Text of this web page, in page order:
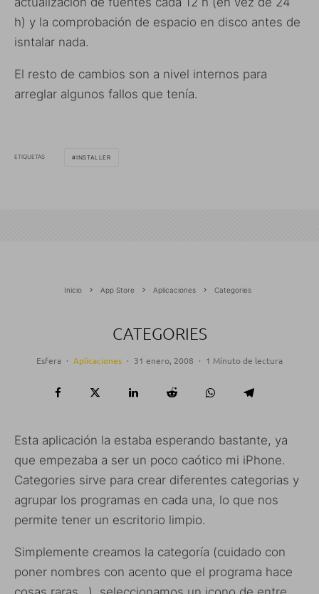
h) y la comprobación de espacio en disco antes de
isntalar nada.
El resto de cambios son a nivel internos para
arreglar algunos fallos que tenía.
ETIQUETAS INSTALLER
Inicio App Store Aplicaciones Categories
CATEGORIES
Esfera · Aplicaciones · 31 enero, 2008 · 1 Minuto de lectura
Esta aplicación la estaba esperando bastante, ya
que empezaba a ser un poco caótico mi iPhone.
Categories sirve para crear diferentes categorias y
agrupar los programas en cada una, lo que nos
permite tener un escritorio limpio.
Simplemente creamos la categoría (cuidado con
poner nombres con acento que el programa hace